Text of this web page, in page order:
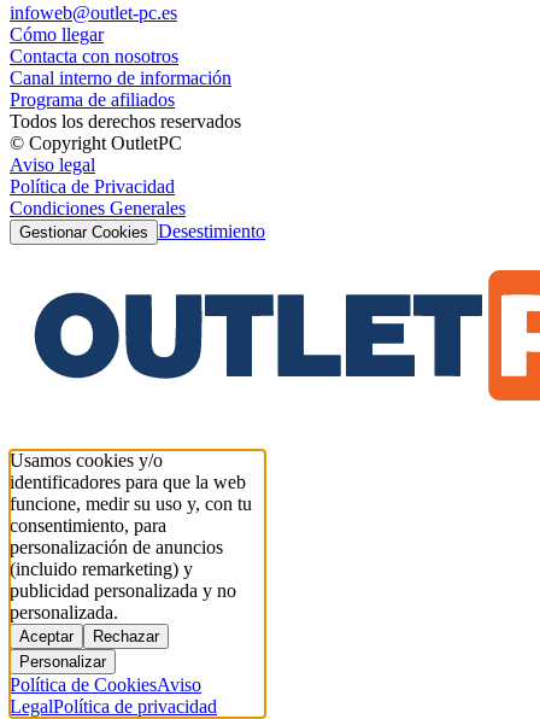
infoweb@outlet-pc.es
Cómo llegar
Contacta con nosotros
Canal interno de información
Programa de afiliados
Todos los derechos reservados
© Copyright OutletPC
Aviso legal
Política de Privacidad
Condiciones Generales
Gestionar Cookies Desestimiento
Usamos cookies y/o
identificadores para que la web
funcione, medir su uso y, con tu
consentimiento, para
personalización de anuncios
(incluido remarketing) y
publicidad personalizada y no
personalizada.
Aceptar
Rechazar
Personalizar
Política de CookiesAviso
LegalPolítica de privacidad